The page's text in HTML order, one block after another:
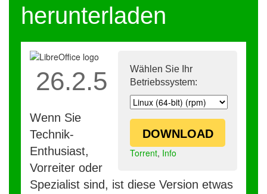
herunterladen
Wählen Sie Ihr
Betriebssystem:
DOWNLOAD
Torrent, Info
26.2.5
Wenn Sie
Technik-
Enthusiast,
Vorreiter oder
Spezialist sind, ist diese Version etwas